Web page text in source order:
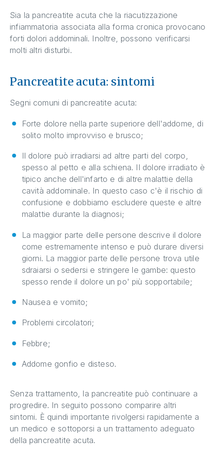
Sia la pancreatite acuta che la riacutizzazione
infiammatoria associata alla forma cronica provocano
forti dolori addominali. Inoltre, possono verificarsi
molti altri disturbi.
Pancreatite acuta: sintomi
Segni comuni di pancreatite acuta:
Forte dolore nella parte superiore dell'addome, di
solito molto improvviso e brusco;
Il dolore può irradiarsi ad altre parti del corpo,
spesso al petto e alla schiena. Il dolore irradiato è
tipico anche dell'infarto e di altre malattie della
cavità addominale. In questo caso c'è il rischio di
confusione e dobbiamo escludere queste e altre
malattie durante la diagnosi;
La maggior parte delle persone descrive il dolore
come estremamente intenso e può durare diversi
giorni. La maggior parte delle persone trova utile
sdraiarsi o sedersi e stringere le gambe: questo
spesso rende il dolore un po' più sopportabile;
Nausea e vomito;
Problemi circolatori;
Febbre;
Addome gonfio e disteso.
Senza trattamento, la pancreatite può continuare a
progredire. In seguito possono comparire altri
sintomi. È quindi importante rivolgersi rapidamente a
un medico e sottoporsi a un trattamento adeguato
della pancreatite acuta.